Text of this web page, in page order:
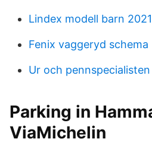
Lindex modell barn 2021
Fenix vaggeryd schema
Ur och pennspecialisten
Parking in
ViaMichelin